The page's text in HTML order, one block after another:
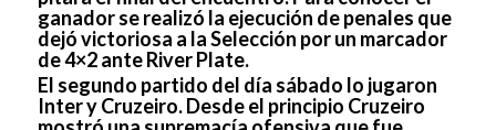
ganador se realizó la ejecución de penales que
dejó victoriosa a la Selección por un marcador
de 4×2 ante River Plate.
El segundo partido del día sábado lo jugaron
Inter y Cruzeiro. Desde el principio Cruzeiro